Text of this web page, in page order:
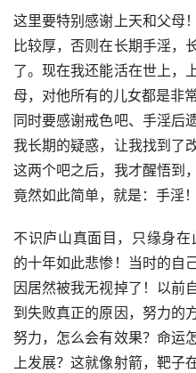
这里要特别感谢上天和父母
比较厚，否则在长期手淫，
了。现在我还能活在世上，
母，对他所有的儿女都是非
同时要感谢戒色吧、手淫后
我长期的疑惑，让我找到了
这两个吧之后，我才醒悟到
竟然如此简单，就是：手淫！
不识庐山真面目，只缘身
的十年如此悲惨！当时的自
因居然被我无视掉了！以前
到失败真正的原因，努力的
努力，怎么会有效果？命运
上发展？这就像射箭，靶子